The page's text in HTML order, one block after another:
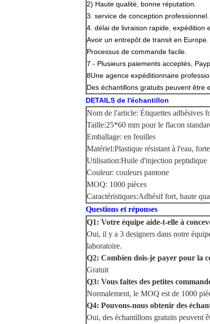
2) Haute qualité, bonne réputation.
3. service de conception professionnel.
4. délai de livraison rapide, expédition
Avoir un entrepôt de transit en Europe.
Processus de commande facile.
7 - Plusieurs paiements acceptés,
8Une agence expéditionnaire
Des échantillons gratuits peuvent être
DETAILS de l'échantillon
Nom de l'article: Étiquettes adhésives
Taille:25*60 mm pour le flacon
Emballage: en feuilles
Matériel:Plastique résistant à l'eau,
Utilisation:Huile d'injection peptidique
Couleur: couleurs pantone
MOQ: 1000 pièces
Caractéristiques:Adhésif fort, haute
Questions et réponses
Q1: Votre équipe aide-t-elle à
Oui, il y a 3 designers dans notre
laboratoire.
Q2: Combien dois-je payer pour la
Gratuit
Q3: Vous faites des petites
Normalement, le MOQ est de 1000
Q4: Pouvons-nous obtenir des
Oui, des échantillons gratuits peuvent